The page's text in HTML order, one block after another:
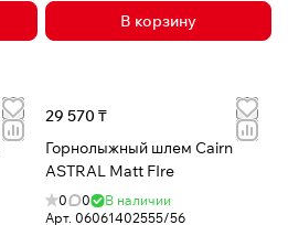
В корзину
29 570 ₸
Горнолыжный шлем Cairn
ASTRAL Matt FIre
0 0
В наличии
Арт. 06061402555/56